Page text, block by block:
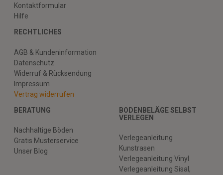
Kontaktformular
Hilfe
RECHTLICHES
AGB & Kundeninformation
Datenschutz
Widerruf & Rücksendung
Impressum
Vertrag widerrufen
BERATUNG
Nachhaltige Böden
Gratis Musterservice
Unser Blog
BODENBELÄGE SELBST
VERLEGEN
Verlegeanleitung
Kunstrasen
Verlegeanleitung Vinyl
Verlegeanleitung Sisal,